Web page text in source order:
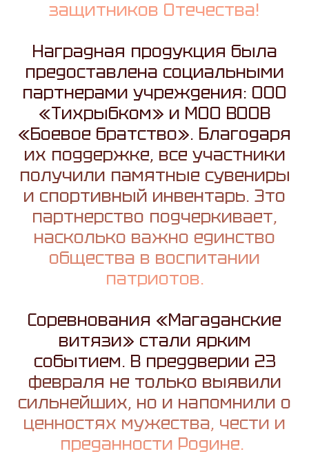
защитников Отечества!
Наградная продукция была
предоставлена социальными
партнерами учреждения: ООО
«Тихрыбком» и МОО ВООВ
«Боевое братство». Благодаря
их поддержке, все участники
получили памятные сувениры
и спортивный инвентарь. Это
партнерство подчеркивает,
насколько важно единство
общества в воспитании
патриотов.
Соревнования «Магаданские
витязи» стали ярким
событием. В преддверии 23
февраля не только выявили
сильнейших, но и напомнили о
ценностях мужества, чести и
преданности Родине.